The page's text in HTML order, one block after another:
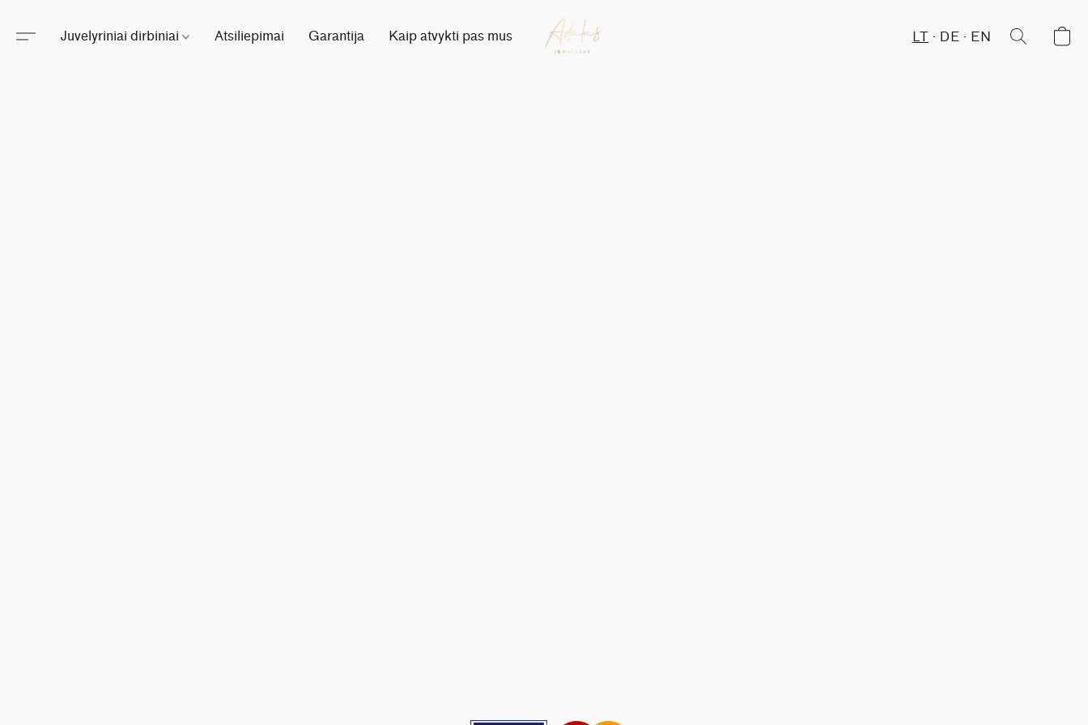
Juvelyriniai dirbiniai Atsiliepimai Garantija Kaip atvykti pas mus LT DE EN